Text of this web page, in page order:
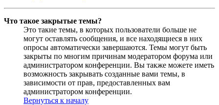
Что такое закрытые темы?
Это такие темы, в которых пользователи больше не
могут оставлять сообщения, и все находящиеся в них
опросы автоматически завершаются. Темы могут быть
закрыты по многим причинам модератором форума или
администратором конференции. Вы также можете иметь
возможность закрывать созданные вами темы, в
зависимости от прав, предоставленных вам
администратором конференции.
Вернуться к началу